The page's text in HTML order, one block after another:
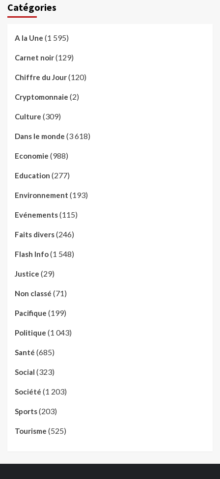
Catégories
A la Une (1 595)
Carnet noir(129)
Chiffre du Jour(120)
Cryptomonnaie (2)
Culture (309)
Dans le monde (3 618)
Economie (988)
Education (277)
Environnement (193)
Evénements(115)
Faits divers(246)
Flash Info(1 548)
Justice (29)
Non classé (71)
Pacifique (199)
Politique (1 043)
Santé (685)
Social (323)
Société (1 203)
Sports(203)
Tourisme (525)